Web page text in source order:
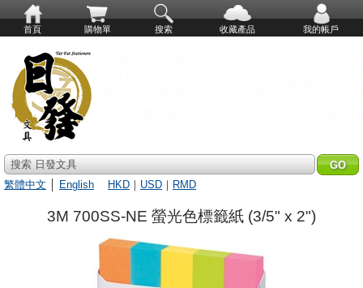
首頁 購物單 搜索 收藏產品 我的帳戶
搜索 日發文具
繁體中文
English HKD ｜ USD ｜ RMD
3M 700SS-NE 螢光色標籤紙 (3/5" x 2")